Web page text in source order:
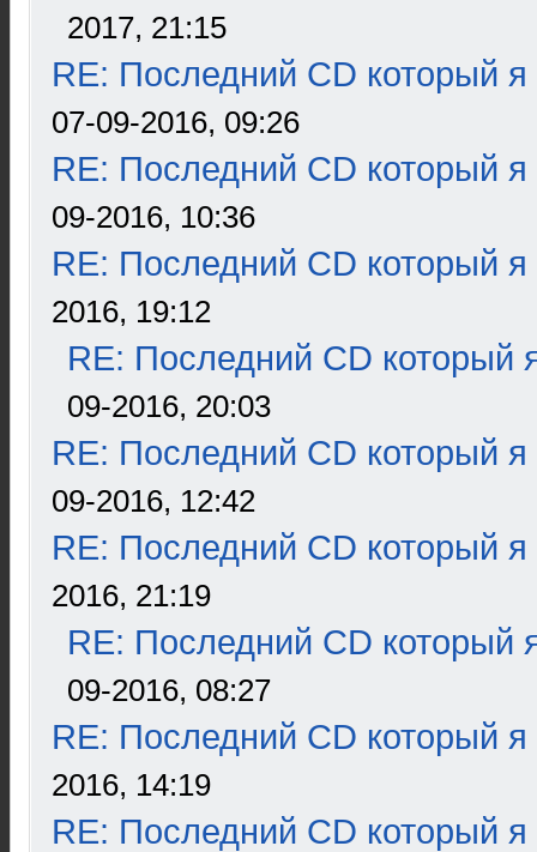
2017, 21:15
RE: Последний CD который я
07-09-2016, 09:26
RE: Последний CD который я
09-2016, 10:36
RE: Последний CD который я
2016, 19:12
RE: Последний CD который
09-2016, 20:03
RE: Последний CD который я
09-2016, 12:42
RE: Последний CD который я
2016, 21:19
RE: Последний CD который
09-2016, 08:27
RE: Последний CD который я
2016, 14:19
RE: Последний CD который я